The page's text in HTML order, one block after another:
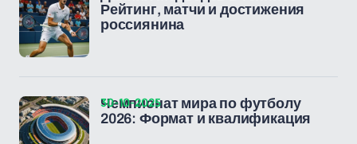
Рейтинг, матчи и достижения
россиянина
Чемпионат мира по футболу
2026: Формат и квалификация
30-10-2025